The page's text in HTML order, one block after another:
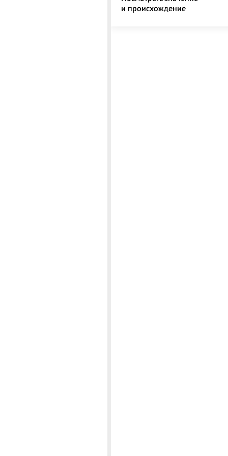
и происхождение